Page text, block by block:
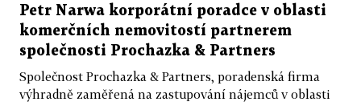
Petr Narwa korporátní poradce v oblasti
komerčních nemovitostí partnerem
společnosti Prochazka & Partners
Společnost Prochazka & Partners, poradenská firma
výhradně zaměřená na zastupování nájemců v oblasti